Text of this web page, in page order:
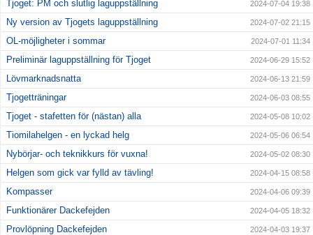
Tjoget: PM och slutlig laguppställning 2024-07-04 19:38
Ny version av Tjogets laguppställning 2024-07-02 21:15
OL-möjligheter i sommar 2024-07-01 11:34
Preliminär laguppställning för Tjoget 2024-06-29 15:52
Lövmarknadsnatta 2024-06-13 21:59
Tjogetträningar 2024-06-03 08:55
Tjoget - stafetten för (nästan) alla 2024-05-08 10:02
Tiomilahelgen - en lyckad helg 2024-05-06 06:54
Nybörjar- och teknikkurs för vuxna! 2024-05-02 08:30
Helgen som gick var fylld av tävling! 2024-04-15 08:58
Kompasser 2024-04-06 09:39
Funktionärer Dackefejden 2024-04-05 18:32
Provlöpning Dackefejden 2024-04-03 19:37